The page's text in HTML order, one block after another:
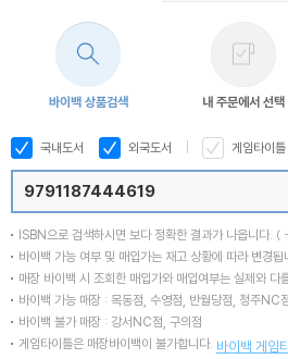
바이백 상품검색 내 주문에서 선택
국내도서 외국도서 게임타이틀
ISBN으로 검색하시면 보다 정확한 결과가 나옵니다. (
바이백 가능 여부 및 매입가는 재고 상황에 따라 변경됩
매장 바이백 시 조회한 매입가와 매입여부는 실제와 다
바이백 가능 매장 : 목동점, 수영점, 반월당점, 청주NC
바이백 불가 매장 : 강서NC점, 구의점
게임타이틀은 매장바이백이 불가합니다. 바이백 게임